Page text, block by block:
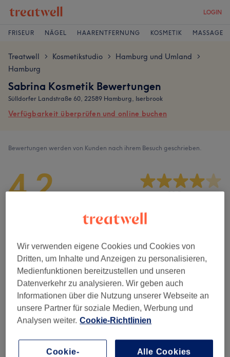
LOGIN
FRISEUR NÄGEL HAARENTFERNUNG KOSMETIK MASSAGE
Treatwell > Kosmetikstudio > Hamburg und Umland >
Hamburg
Sabrina Kosmetik Bewertungen
Sülldorfer Landstraße 60, 22589 Hamburg, Iserbrook
Verfügbarkeit überprüfen und online buchen
Bewertungen werden von Kunden nach ihrem Besuch geschrieben.
4,2 22 Bewertungen
Sauberkeit
Service
Bewertungen filtern
Bewertung Nach Sternen filtern
Wir verwenden eigene Cookies und Cookies von
Dritten, um Inhalte und Anzeigen zu personalisieren,
Medienfunktionen bereitzustellen und unseren
Datenverkehr zu analysieren. Wir geben auch
Informationen über die Nutzung unserer Webseite an
unsere Partner für soziale Medien, Werbung und
Analysen weiter. Cookie-Richtlinien
Cookie-
Alle Cookies